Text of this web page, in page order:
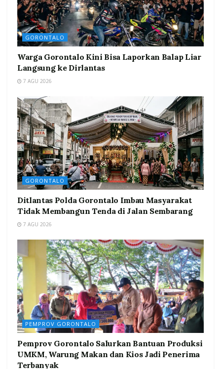
GORONTALO
Warga Gorontalo Kini Bisa Laporkan Balap Liar
Langsung ke Dirlantas
7 AGU 2026
GORONTALO
Ditlantas Polda Gorontalo Imbau Masyarakat
Tidak Membangun Tenda di Jalan Sembarang
7 AGU 2026
PEMPROV GORONTALO
Pemprov Gorontalo Salurkan Bantuan Produksi
UMKM, Warung Makan dan Kios Jadi Penerima
Terbanyak